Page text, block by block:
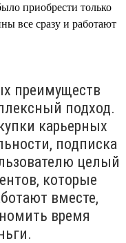
приобрести только
все сразу и работают
преимуществ
подход.
карьерных
подписка
целый
которые
вместе,
время